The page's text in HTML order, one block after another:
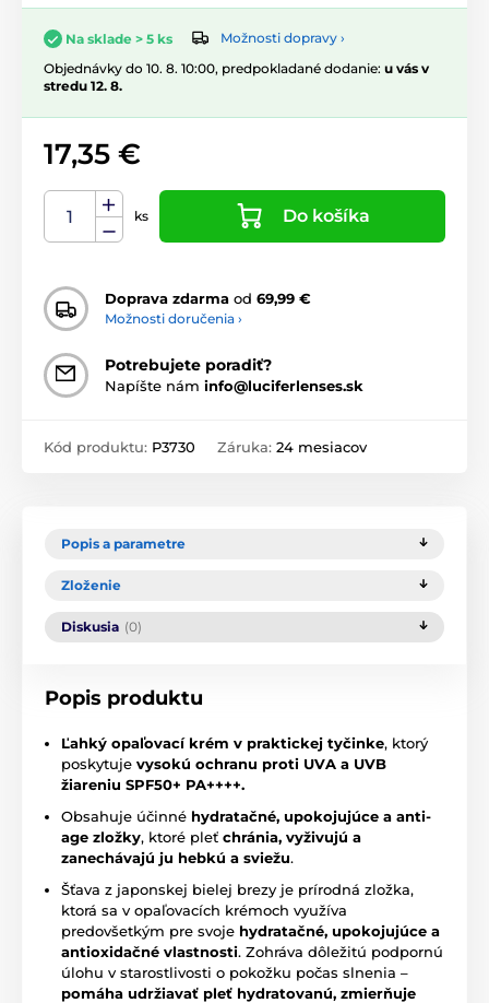
Na sklade > 5 ks
Možnosti dopravy ›
Objednávky do 10. 8. 10:00, predpokladané dodanie: u vás v
stredu 12. 8.
17,35 €
ks Do košíka
Doprava zdarma od 69,99 €
Možnosti doručenia ›
Potrebujete poradiť?
Napíšte nám info@luciferlenses.sk
Kód produktu: P3730 Záruka: 24 mesiacov
Popis a parametre
Zloženie
Diskusia (0)
Popis produktu
Ľahký opaľovací krém v praktickej tyčinke, ktorý
poskytuje vysokú ochranu proti UVA a UVB
žiareniu SPF50+ PA++++.
Obsahuje účinné hydratačné, upokojujúce a anti-
age zložky, ktoré pleť chránia, vyživujú a
zanechávajú ju hebkú a sviežu.
Šťava z japonskej bielej brezy je prírodná zložka,
ktorá sa v opaľovacích krémoch využíva
predovšetkým pre svoje hydratačné, upokojujúce a
antioxidačné vlastnosti. Zohráva dôležitú podpornú
úlohu v starostlivosti o pokožku počas slnenia –
pomáha udržiavať pleť hydratovanú, zmierňuje